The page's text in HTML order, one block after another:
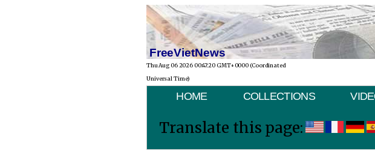
FreeVietNews
Thu Aug 06 2026 00:47:20 GMT+0000 (Coordinated
Universal Time)
HOME COLLECTIONS
Translate this page: